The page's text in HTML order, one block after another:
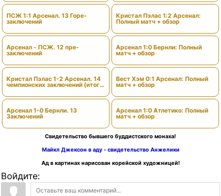
ПСЖ 1:1 Арсенал. 13 Горе-
заключений
Арсенал - ПСЖ. 12 пре-
заключений
Кристал Пэлас 1-2 Арсенал. 14
чемпионских заключений (итоги
Арсенал 1-0 Бернли. 13
Заключений
Кристал Пэлас 1:2 Арсенал:
Полный матч + обзор
Арсенал 1:0 Бернли: Полный
матч + обзор
Вест Хэм 0:1 Арсенал: Полный
матч + обзор
Арсенал 1:0 Атлетико: Полный
матч + обзор
Свидетельство бывшего буддистского монаха!
Майкл Джексон в аду - свидетельство Анжелики
Ад в картинах нарисован корейской художницей!
Войдите: